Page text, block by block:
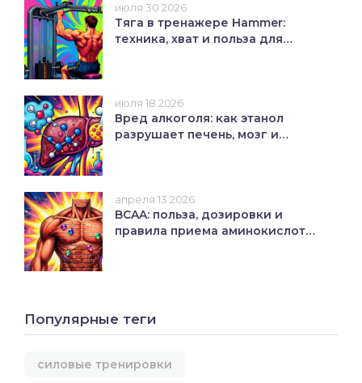
июля 30 2026
Тяга в тренажере Hammer:
техника, хват и польза для
июля 18 2026
Вред алкоголя: как этанол
разрушает печень, мозг и
апреля 13 2026
BCAA: польза, дозировки и
правила приема аминокислот
Популярные теги
силовые тренировки